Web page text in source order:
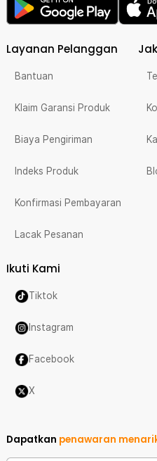
Layanan Pelanggan
Bantuan
Klaim Garansi Produk
Biaya Pengiriman
Indeks Produk
Konfirmasi Pembayaran
Lacak Pesanan
Ikuti Kami
Tiktok
Instagram
Facebook
X
Dapatkan penawaran